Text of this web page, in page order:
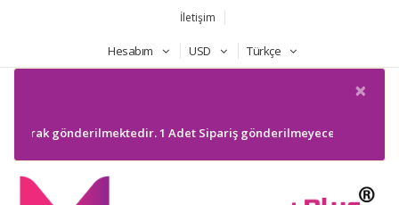
İletişim
Hesabım USD Türkçe
×
gönderilmektedir. 1 Adet Sipariş gönderilmeyecektir.